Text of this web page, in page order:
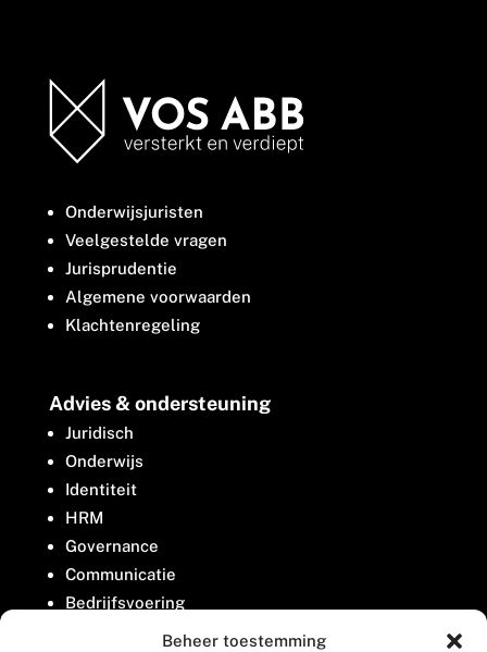
Beheer toestemming
Onderwijsjuristen
Veelgestelde vragen
Jurisprudentie
Algemene voorwaarden
Klachtenregeling
Advies & ondersteuning
Juridisch
Onderwijs
Identiteit
HRM
Governance
Communicatie
Bedrijfsvoering
Belangenbehartiging